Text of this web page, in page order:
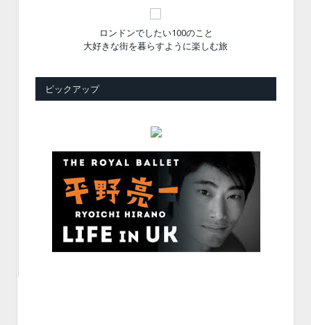
ロンドンでしたい100のこと
大好きな街を暮らすように楽しむ旅
ピックアップ